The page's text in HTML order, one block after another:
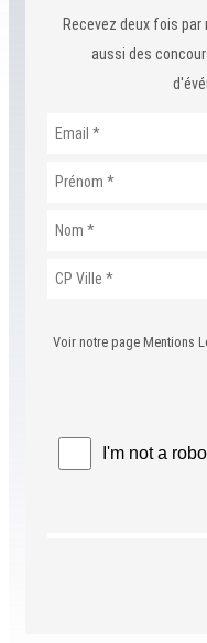
Recevez deux fois
aussi des
Voir notre page Mentions